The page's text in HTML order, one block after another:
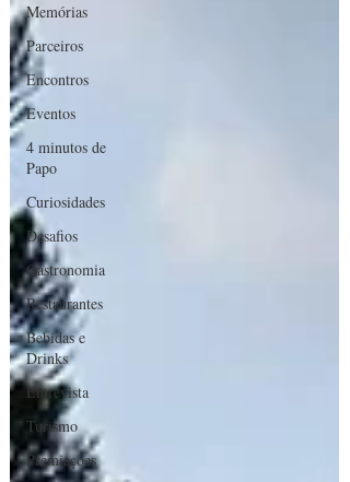
Memórias
Parceiros
Encontros
Eventos
4 minutos de
Papo
Curiosidades
Desafios
Gastronomia
Restaurantes
Bebidas e
Drinks
Entrevista
Turismo
Premiações